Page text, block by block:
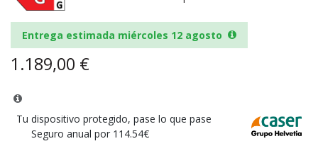
Entrega estimada miércoles 12 agosto
1.189,00 €
Tu dispositivo protegido, pase lo que pase
Seguro anual por 114.54€